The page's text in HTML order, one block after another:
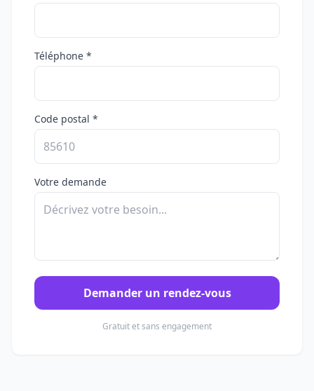
Téléphone *
Code postal *
Votre demande
Demander un rendez-vous
Gratuit et sans engagement